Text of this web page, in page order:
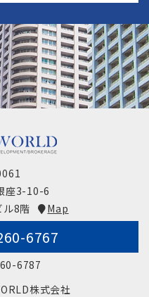
座3-10-6
ル8階
Map
6767
6787
株式会社